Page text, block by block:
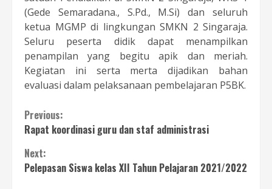
(Gede Semaradana., S.Pd., M.Si) dan seluruh
ketua MGMP di lingkungan SMKN 2 Singaraja.
Seluru peserta didik dapat menampilkan
penampilan yang begitu apik dan meriah.
Kegiatan ini serta merta dijadikan bahan
evaluasi dalam pelaksanaan pembelajaran P5BK.
Continue
Reading
Previous:
Rapat koordinasi guru dan staf administrasi
Next:
Pelepasan Siswa kelas XII Tahun Pelajaran 2021/2022